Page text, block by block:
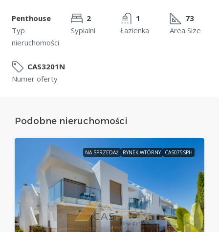
Penthouse
Typ
nieruchomości
2
Sypialni
1
Łazienka
73
Area Size
CAS3201N
Numer oferty
Podobne nieruchomości
NA SPRZEDAŻ RYNEK WTÓRNY CAS075SPH